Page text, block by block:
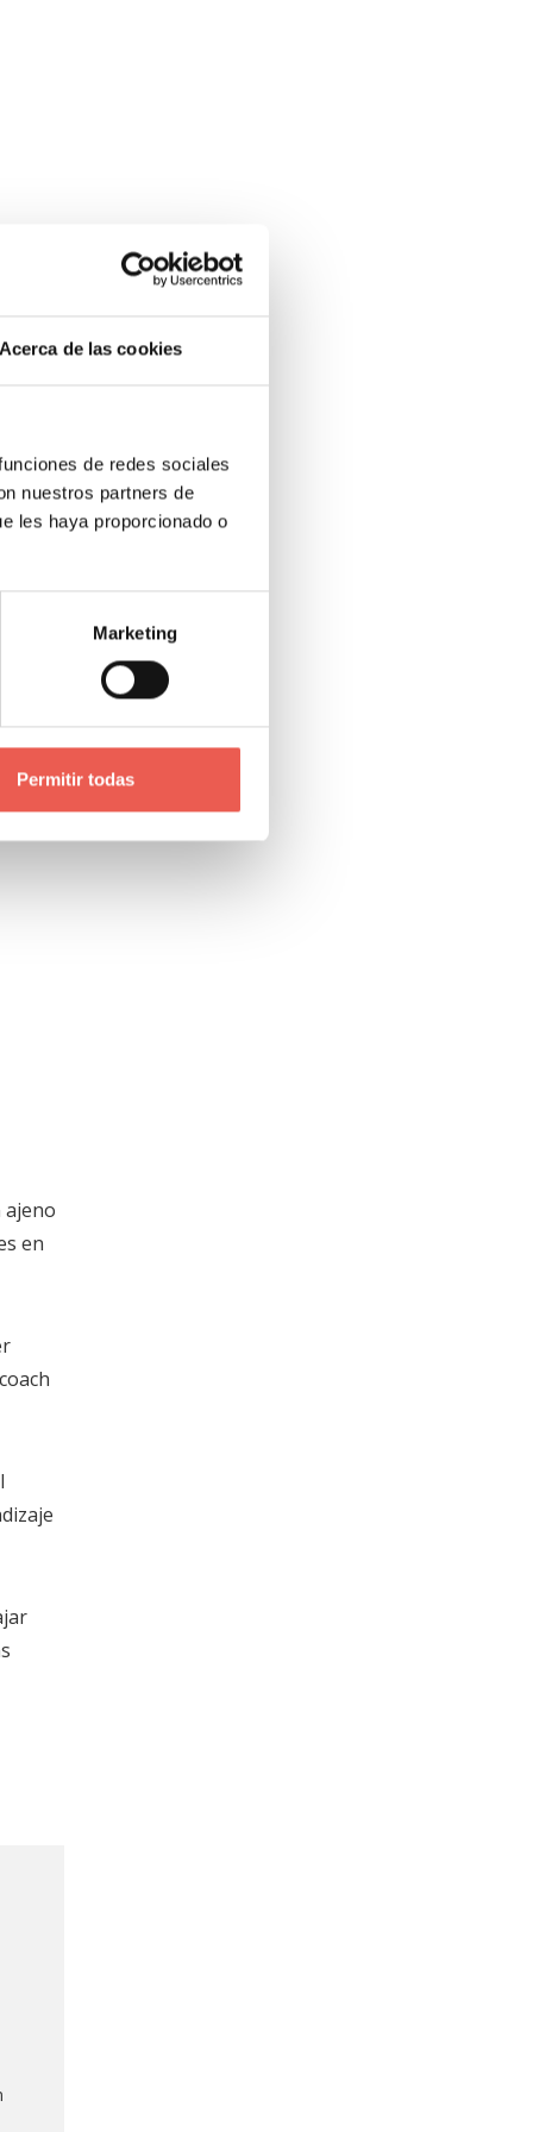
de las cookies
de redes sociales
nuestros partners de
les haya proporcionado o
Marketing
Permitir todas
la
ajeno
en